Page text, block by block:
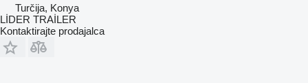
Turčija, Konya
LİDER TRAİLER
Kontaktirajte prodajalca